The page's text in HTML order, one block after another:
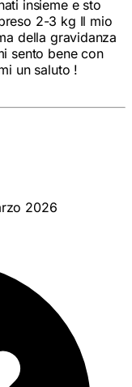
2-3 kg Il mio
della gravidanza
sento bene con
un saluto !
2026